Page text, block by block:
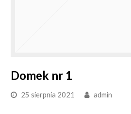
Domek nr 1
25 sierpnia 2021 admin